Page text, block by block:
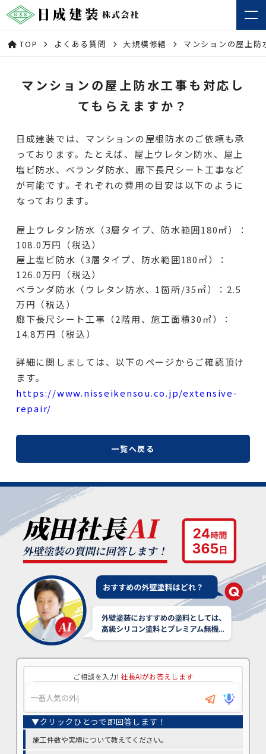
TOP よくある質問 大規模修繕 マンションの屋上
マンションの屋上防水工事も対応し
てもらえますか？
日成建装では、マンションの屋根防水のご依頼も承
っております。たとえば、屋上ウレタン防水、屋上
塩ビ防水、ベランダ防水、廊下長尺シート工事など
が可能です。それぞれの費用の目安は以下のように
なっております。
屋上ウレタン防水（3層タイプ、防水範囲180㎡）：
108.0万円（税込）
屋上塩ビ防水（3層タイプ、防水範囲180㎡）：
126.0万円（税込）
ベランダ防水（ウレタン防水、1箇所/35㎡）：2.5
万円（税込）
廊下長尺シート工事（2階用、施工面積30㎡）：
14.8万円（税込）
詳細に関しましては、以下のページからご確認頂け
ます。
https://www.nisseikensou.co.jp/extensive-
repair/
一覧へ戻る
ご相談を入力! 社長AIがお答えします
施工件数や実績について教えてください。